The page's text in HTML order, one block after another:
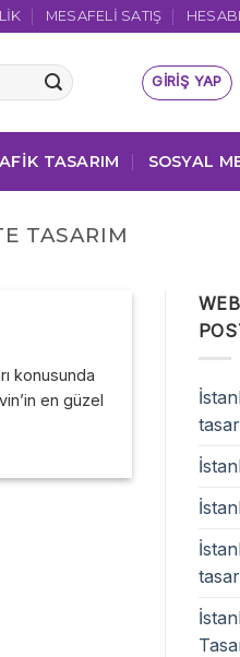
MESAFELI SATIŞ
GIRIŞ YAP
TASARIM SOSYAL
TASARIM
konusunda
en güzel